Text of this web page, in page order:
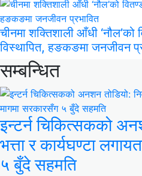
चीनमा शक्तिशाली आँधी ‘नौल’को
विस्थापित, हङकङमा जनजीवन
सम्बन्धित
इन्टर्न चिकित्सकको
भत्ता र कार्यघण्टा
५ बुँदे सहमति